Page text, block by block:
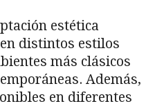
estética
distintos estilos
más clásicos
Además,
en diferentes